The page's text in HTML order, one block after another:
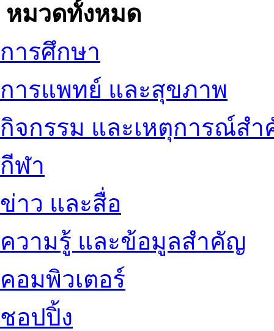
หมวดทั้งหมด
การศึกษา
การแพทย์ และสุขภาพ
กิจกรรม และเหตุการณ์ส
กีฬา
ข่าว และสื่อ
ความรู้ และข้อมูลสำคัญ
คอมพิวเตอร์
ชอปปิ้ง